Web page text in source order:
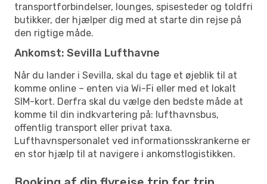
transportforbindelser, lounges, spisesteder og toldfri
butikker, der hjælper dig med at starte din rejse på
den rigtige måde.
Ankomst: Sevilla Lufthavne
Når du lander i Sevilla, skal du tage et øjeblik til at
komme online – enten via Wi-Fi eller med et lokalt
SIM-kort. Derfra skal du vælge den bedste måde at
komme til din indkvartering på: lufthavnsbus,
offentlig transport eller privat taxa.
Lufthavnspersonalet ved informationsskrankerne er
en stor hjælp til at navigere i ankomstlogistikken.